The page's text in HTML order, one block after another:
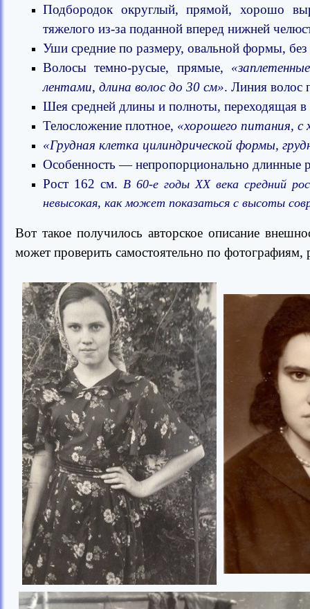
Подбородок округлый, прямой, хорошо
тяжелого из-за поданной вперед нижней
Уши средние по размеру, овальной формы, без
Волосы темно-русые, прямые,
лентами, длина волос до 30 см». Линия волос
Шея средней длины и полноты, переходящая
Телосложение плотное, «хорошего питания,
«Грудная клетка цилиндрической формы,
Особенность — непропорционально длинные
Рост 162 см. В 60-е годы XX века средний
невысокая, как может показаться с высоты
Вот такое получилось авторское описание
может проверить самостоятельно по